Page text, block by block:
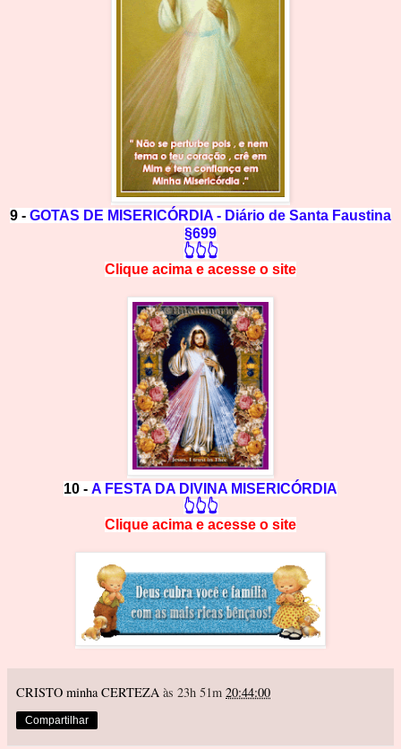
9 - GOTAS DE MISERICÓRDIA - Diário de Santa Faustina
§699
👆👆👆
Clique acima e acesse o site
10 - A FESTA DA DIVINA MISERICÓRDIA
👆👆👆
Clique acima e acesse o site
CRISTO minha CERTEZA às 23h 51m 20:44:00
Compartilhar